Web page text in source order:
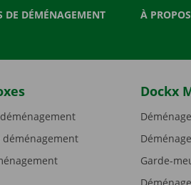
DE DÉMÉNAGEMENT
À
Dockx
Garde-